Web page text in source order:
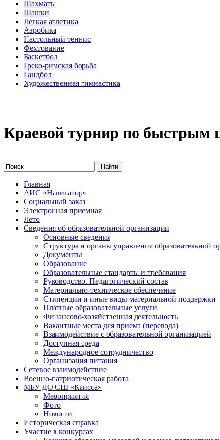
Шахматы
Шашки
Легкая атлетика
Аэробика
Настольный теннис
Фехтование
Баскетбол
Греко-римская борьба
Гандбол
Художественная гимнастика
Краевой турнир по быстрым
Главная
АИС «Навигатор»
Социальный заказ
Электронная приемная
Лето
Сведения об образовательной организации
Основные сведения
Структура и органы управления образовательной
Документы
Образование
Образовательные стандарты и требования
Руководство. Педагогический состав
Материально-техническое обеспечение
Стипендии и иные виды материальной поддержки
Платные образовательные услуги
Финансово-хозяйственная деятельность
Вакантные места для приема (перевода)
Взаимодействие с образовательной организацией
Доступная среда
Международное сотрудничество
Организация питания
Сетевое взаимодействие
Военно-патриотическая работа
МБУ ДО СШ «Каисса»
Мероприятия
Фото
Новости
Историческая справка
Участие в конкурсах